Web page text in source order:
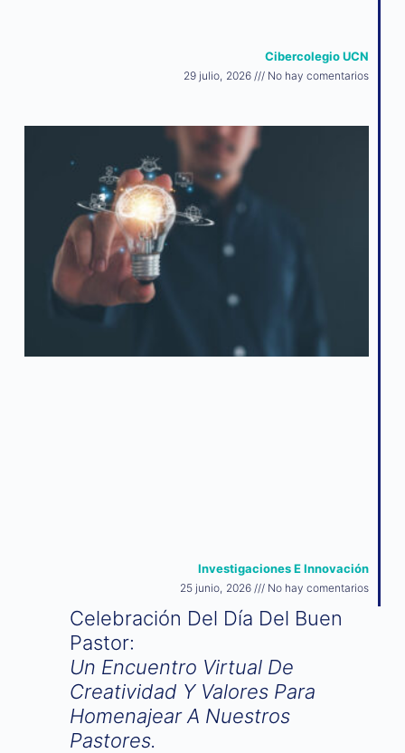
Cibercolegio UCN
29 julio, 2026 No hay comentarios
Investigaciones E Innovación
25 junio, 2026 No hay comentarios
Celebración Del Día Del Buen
Pastor:
Un Encuentro Virtual De
Creatividad Y Valores Para
Homenajear A Nuestros
Pastores.